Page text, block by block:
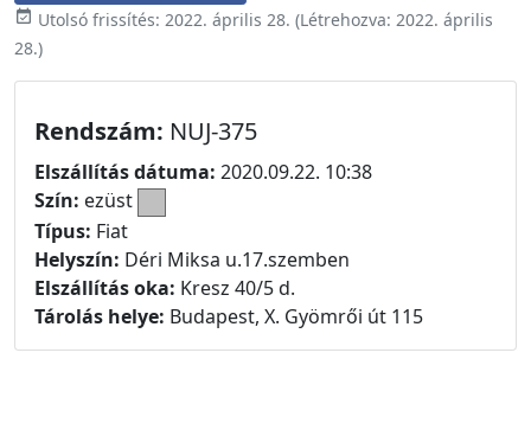
event_available Utolsó frissítés: 2022. április 28. (Létrehozva: 2022. április
28.)
Rendszám: NUJ-375
Elszállítás dátuma: 2020.09.22. 10:38
Szín: ezüst
Típus: Fiat
Helyszín: Déri Miksa u.17.szemben
Elszállítás oka: Kresz 40/5 d.
Tárolás helye: Budapest, X. Gyömrői út 115